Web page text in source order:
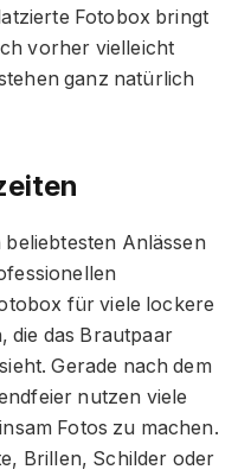
Fotobox bringt
vorher vielleicht
ganz natürlich
Anlässen
für viele lockere
die das Brautpaar
Gerade nach dem
nutzen viele
Fotos zu machen.
Brillen, Schilder oder